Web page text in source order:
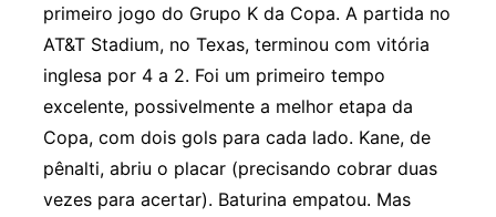
primeiro jogo do Grupo K da Copa. A partida no
AT&T Stadium, no Texas, terminou com vitória
inglesa por 4 a 2. Foi um primeiro tempo
excelente, possivelmente a melhor etapa da
Copa, com dois gols para cada lado. Kane, de
pênalti, abriu o placar (precisando cobrar duas
vezes para acertar). Baturina empatou. Mas